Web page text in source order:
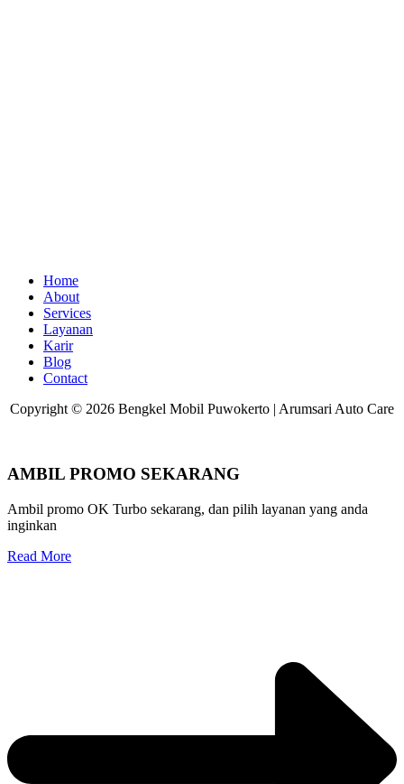
Home
About
Services
Layanan
Karir
Blog
Contact
Copyright © 2026 Bengkel Mobil Puwokerto | Arumsari Auto Care
AMBIL PROMO SEKARANG
Ambil promo OK Turbo sekarang, dan pilih layanan yang anda
inginkan
Read More